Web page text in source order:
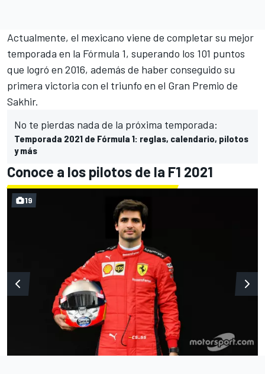
Actualmente, el mexicano viene de completar su mejor
temporada en la Fórmula 1, superando los 101 puntos
que logró en 2016, además de haber conseguido su
primera victoria con el triunfo en el Gran Premio de
Sakhir.
No te pierdas nada de la próxima temporada:
Temporada 2021 de Fórmula 1: reglas, calendario, pilotos
y más
Conoce a los pilotos de la F1 2021
19